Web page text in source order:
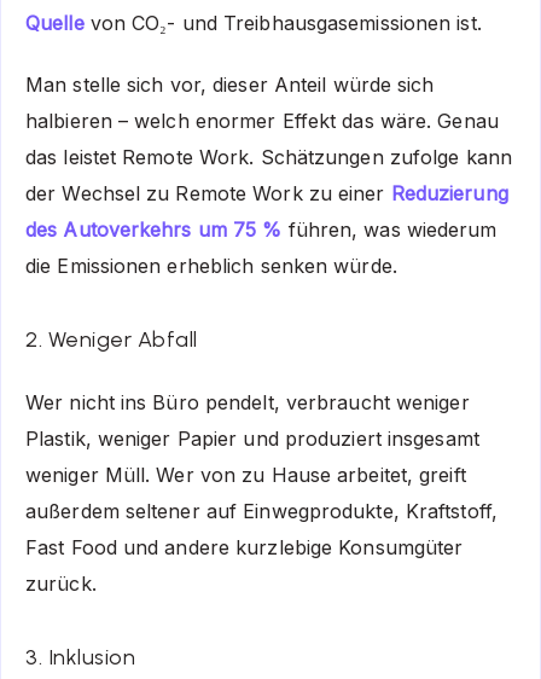
Quellevon CO₂- und Treibhausgasemissionen ist.
Man stelle sich vor, dieser Anteil würde sich
halbieren – welch enormer Effekt das wäre. Genau
das leistet Remote Work. Schätzungen zufolge kann
der Wechsel zu Remote Work zu einer Reduzierung
des Autoverkehrs um 75 % führen, was wiederum
die Emissionen erheblich senken würde.
2. Weniger Abfall
Wer nicht ins Büro pendelt, verbraucht weniger
Plastik, weniger Papier und produziert insgesamt
weniger Müll. Wer von zu Hause arbeitet, greift
außerdem seltener auf Einwegprodukte, Kraftstoff,
Fast Food und andere kurzlebige Konsumgüter
zurück.
3. Inklusion